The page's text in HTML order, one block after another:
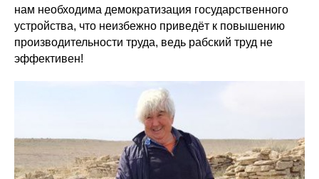
нам необходима демократизация государственного
устройства, что неизбежно приведёт к повышению
производительности труда, ведь рабский труд не
эффективен!